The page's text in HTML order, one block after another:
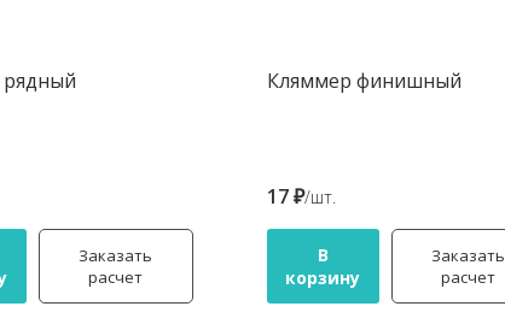
Заказать
расчет
Кляммер финишный
17 ₽/шт.
В
корзину
Заказать
расчет